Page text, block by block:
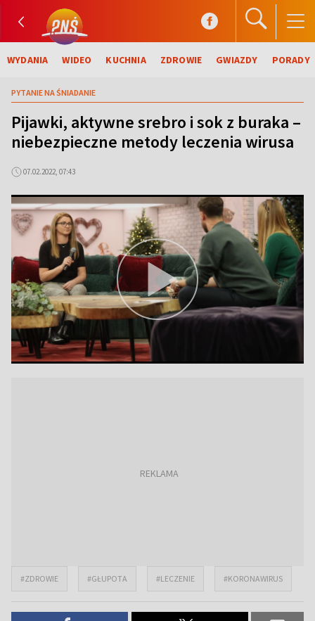
WYDANIA WIDEO KUCHNIA ZDROWIE GWIAZDY PORADY
PYTANIE NA ŚNIADANIE
Pijawki, aktywne srebro i sok z buraka –
niebezpieczne metody leczenia wirusa
07.02.2022, 07:43
#ZDROWIE #GŁUPOTA #LECZENIE #KORONAWIRUS